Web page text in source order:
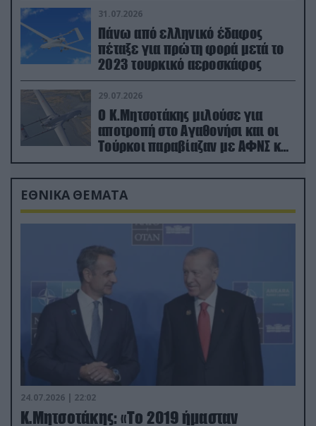
31.07.2026
Πάνω από ελληνικό έδαφος
πέταξε για πρώτη φορά μετά το
2023 τουρκικό αεροσκάφος
29.07.2026
Ο Κ.Μητσοτάκης μιλούσε για
αποτροπή στο Αγαθονήσι και οι
Τούρκοι παραβίαζαν με ΑΦΝΣ και
drone
ΕΘΝΙΚΑ ΘΕΜΑΤΑ
24.07.2026 | 22:02
Κ.Μητσοτάκης: «Το 2019 ήμασταν